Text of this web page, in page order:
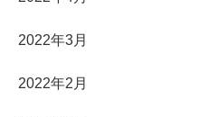
2022年3月
2022年2月